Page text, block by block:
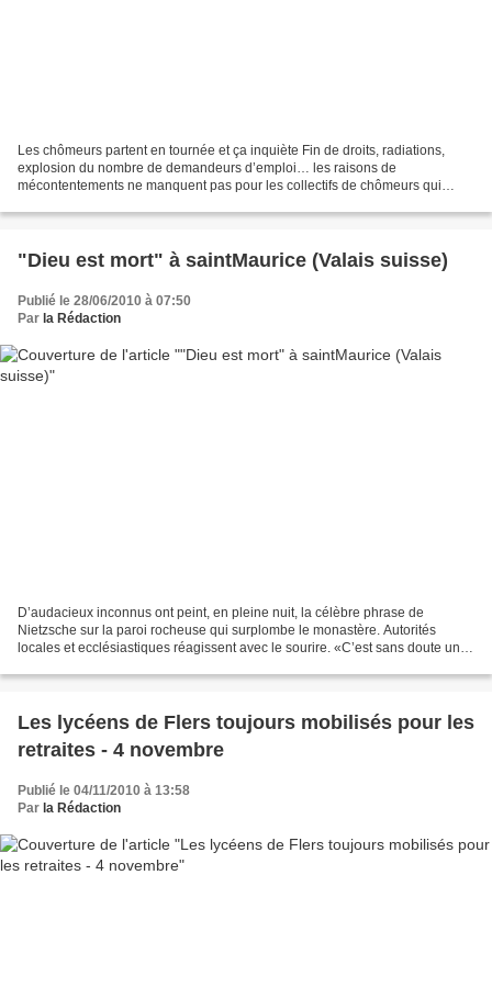
Les chômeurs partent en tournée et ça inquiète Fin de droits, radiations,
explosion du nombre de demandeurs d’emploi… les raisons de
mécontentements ne manquent pas pour les collectifs de chômeurs qui
"Dieu est mort" à saintMaurice (Valais suisse)
Publié le 28/06/2010 à 07:50
Par la Rédaction
D’audacieux inconnus ont peint, en pleine nuit, la célèbre phrase de
Nietzsche sur la paroi rocheuse qui surplombe le monastère. Autorités
locales et ecclésiastiques réagissent avec le sourire. «C’est sans doute une
Les lycéens de Flers toujours mobilisés pour les
retraites - 4 novembre
Publié le 04/11/2010 à 13:58
Par la Rédaction